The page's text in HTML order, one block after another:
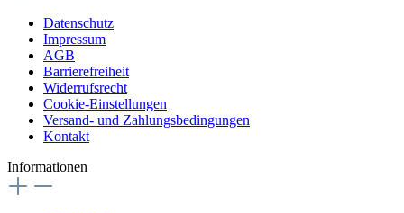
Datenschutz
Impressum
AGB
Barrierefreiheit
Widerrufsrecht
Cookie-Einstellungen
Versand- und Zahlungsbedingungen
Kontakt
Informationen